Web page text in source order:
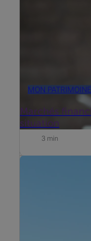
MON PATRIMOINE
Marchés
situation
3 min
Beobank s’est
l’investissement et
Beobank Smart
Roel de Buyser,